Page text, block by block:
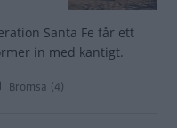
Santa Fe får ett
in med kantigt.
Bromsa (4)